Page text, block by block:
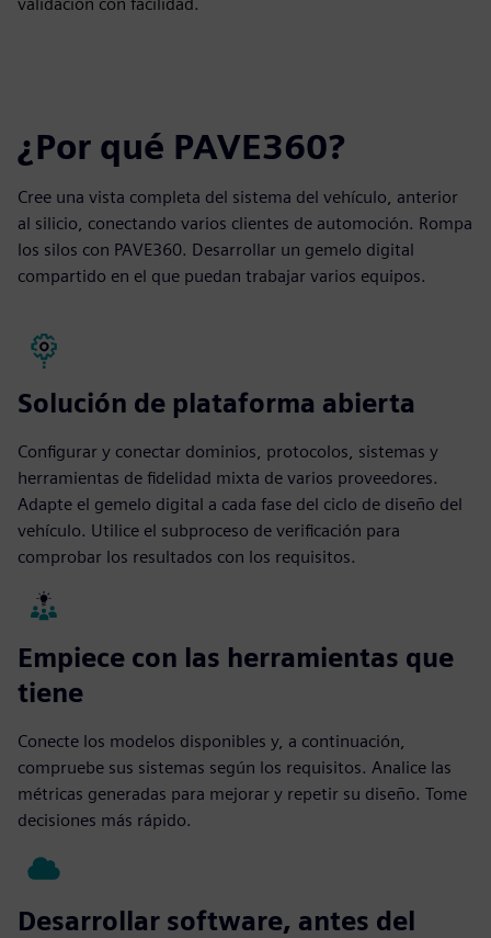
¿Por qué PAVE360?
Cree una vista completa del sistema del vehículo, anterior
al silicio, conectando varios clientes de automoción. Rompa
los silos con PAVE360. Desarrollar un gemelo digital
compartido en el que puedan trabajar varios equipos.
Solución de plataforma abierta
Configurar y conectar dominios, protocolos, sistemas y
herramientas de fidelidad mixta de varios proveedores.
Adapte el gemelo digital a cada fase del ciclo de diseño del
vehículo. Utilice el subproceso de verificación para
comprobar los resultados con los requisitos.
Empiece con las herramientas que
tiene
Conecte los modelos disponibles y, a continuación,
compruebe sus sistemas según los requisitos. Analice las
métricas generadas para mejorar y repetir su diseño. Tome
decisiones más rápido.
Desarrollar software, antes del